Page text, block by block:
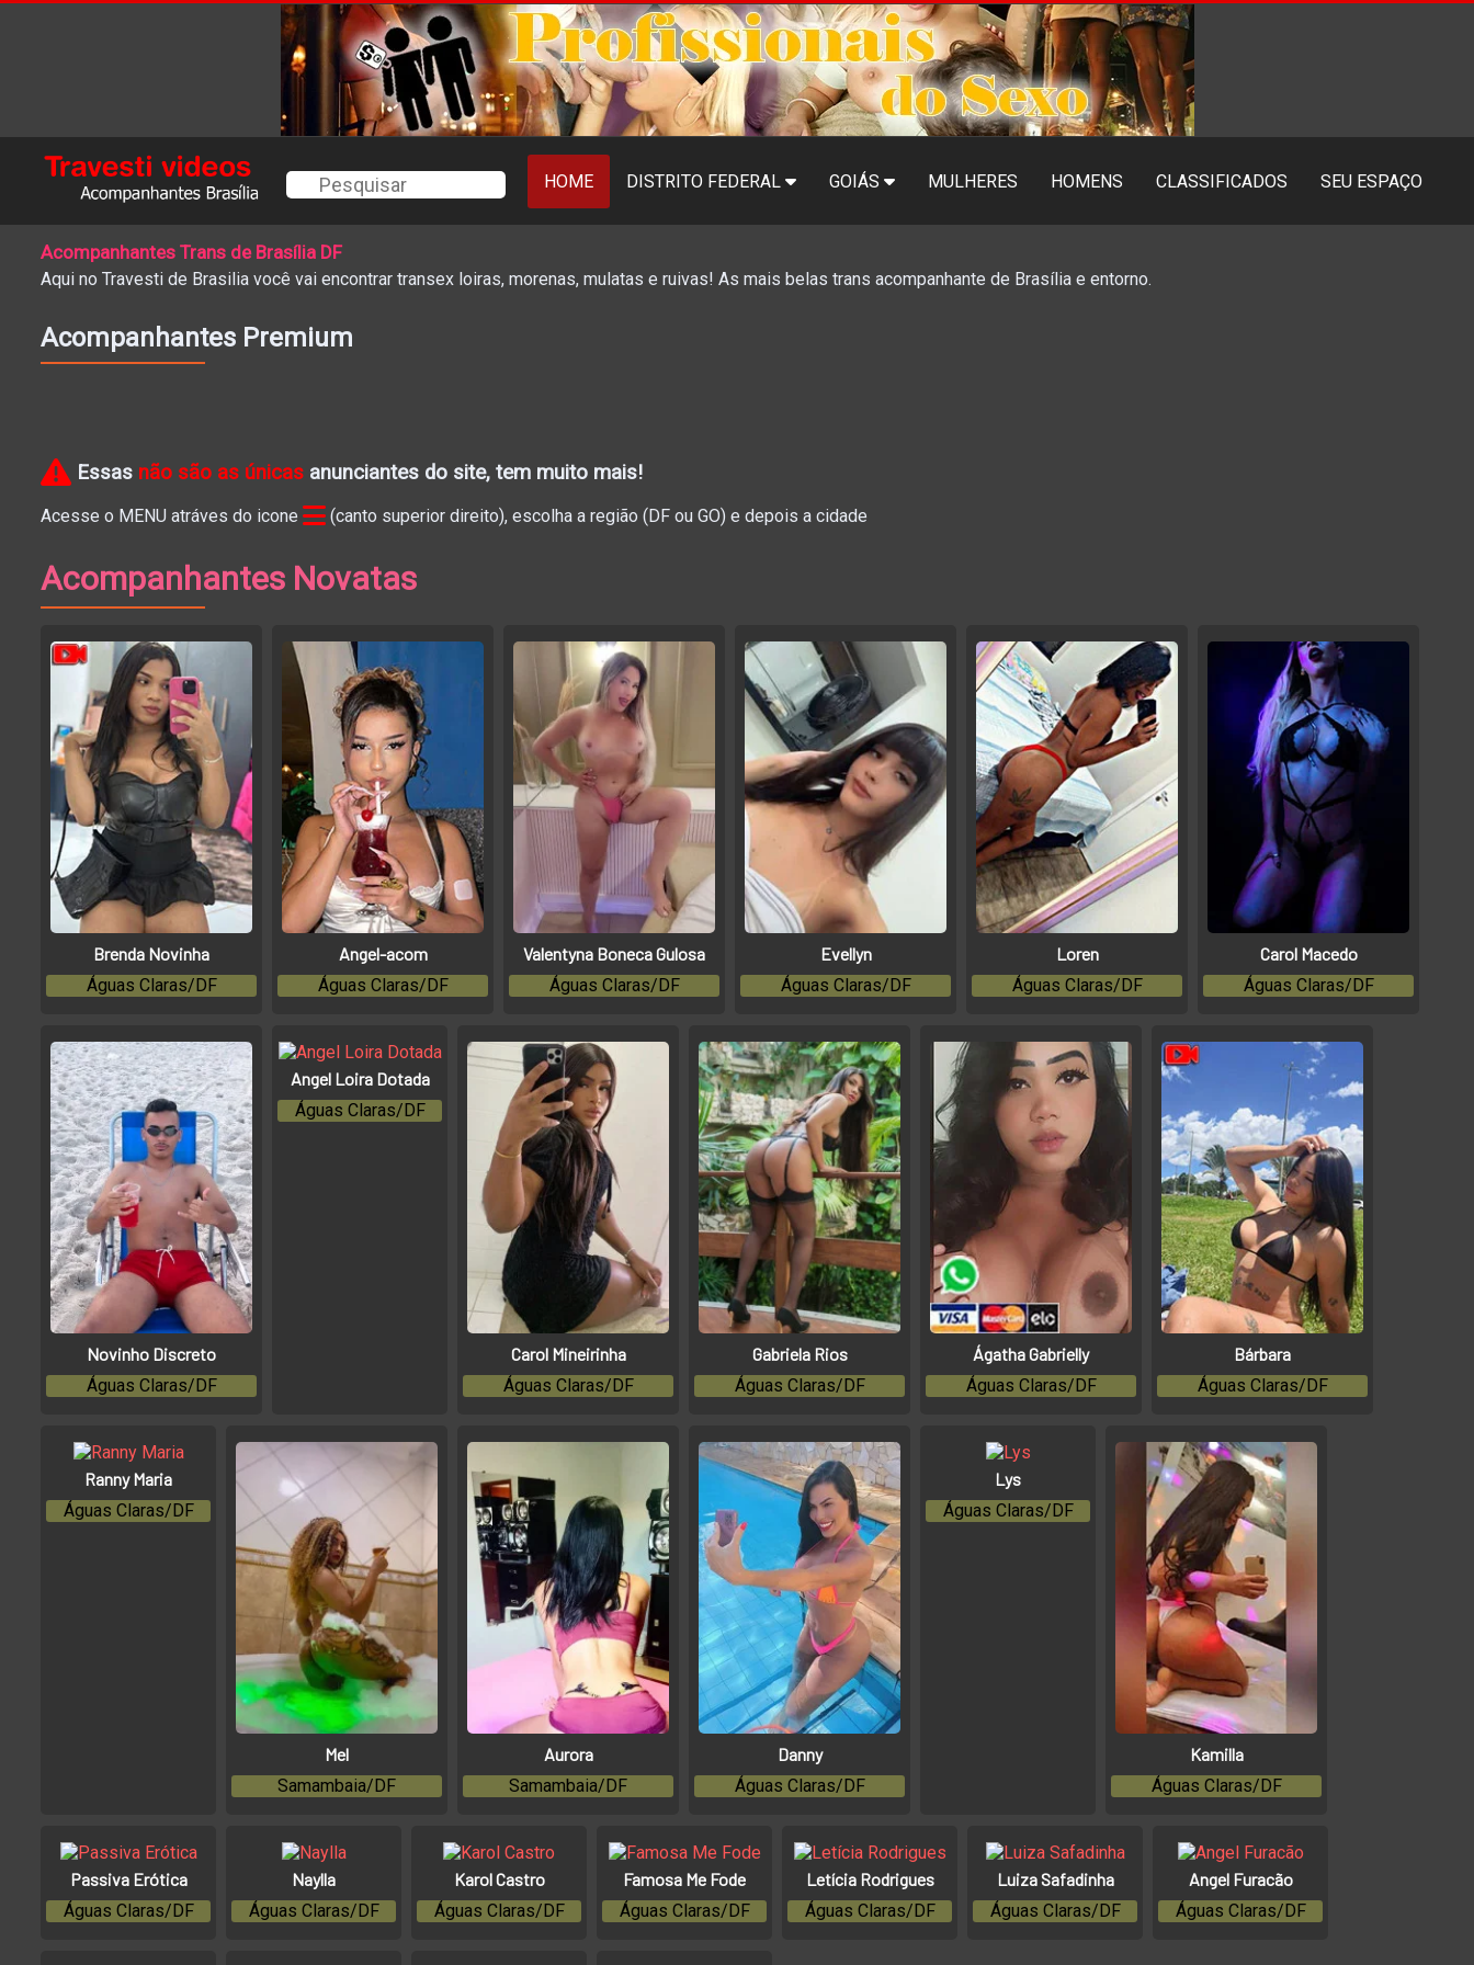
HOME DISTRITO FEDERAL GOIÁS MULHERES HOMENS CLASSIFICADOS SEU ESPAÇO
Acompanhantes Trans de Brasília DF
Aqui no Travesti de Brasilia você vai encontrar transex loiras, morenas, mulatas e ruivas! As mais belas trans acompanhante de Brasília e entorno.
Acompanhantes Premium
Essas não são as únicas anunciantes do site, tem muito mais!
Acesse o MENU atráves do icone (canto superior direito), escolha a região (DF ou GO) e depois a cidade
Acompanhantes Novatas
Brenda Novinha
Águas Claras/DF
Angel-acom
Águas Claras/DF
Valentyna Boneca Gulosa
Águas Claras/DF
Evellyn
Águas Claras/DF
Loren
Águas Claras/DF
Carol Macedo
Águas Claras/DF
Novinho Discreto
Águas Claras/DF
Angel Loira Dotada
Águas Claras/DF
Carol Mineirinha
Águas Claras/DF
Gabriela Rios
Águas Claras/DF
Ágatha Gabrielly
Águas Claras/DF
Bárbara
Águas Claras/DF
Ranny Maria
Águas Claras/DF
Mel
Samambaia/DF
Aurora
Samambaia/DF
Danny
Águas Claras/DF
Lys
Águas Claras/DF
Kamilla
Águas Claras/DF
Passiva Erótica
Águas Claras/DF
Naylla
Águas Claras/DF
Karol Castro
Águas Claras/DF
Famosa Me Fode
Águas Claras/DF
Letícia Rodrigues
Águas Claras/DF
Luiza Safadinha
Águas Claras/DF
Angel Furacão
Águas Claras/DF